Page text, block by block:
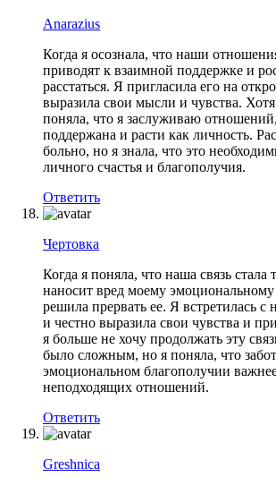
Anarazius
Когда я осознала, что наши
приводят к взаимной поддержке и
расстаться. Я пригласила его на
выразила свои мысли и чувства.
поняла, что я заслуживаю
поддержана и расти как личность.
больно, но я знала, что это
личного счастья и благополучия.
Ответить
Чертовка
Когда я поняла, что наша связь стала
наносит вред моему
решила прервать ее. Я встретилась
и честно выразила свои чувства и
я больше не хочу продолжать эту
было сложным, но я поняла, что
эмоциональном благополучии
неподходящих отношений.
Ответить
Greshnica